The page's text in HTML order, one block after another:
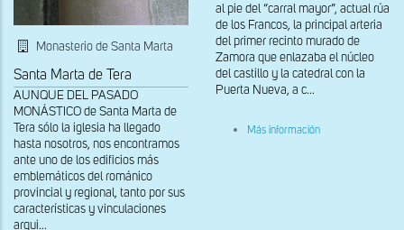
Monasterio de Santa Marta
Santa Marta de Tera
AUNQUE DEL PASADO
MONÁSTICO de Santa Marta de
Tera sólo la iglesia ha llegado
hasta nosotros, nos encontramos
ante uno de los edificios más
emblemáticos del románico
provincial y regional, tanto por sus
características y vinculaciones
arqui...
al pie del “carral mayor”, actual rúa
de los Francos, la principal arteria
del primer recinto murado de
Zamora que enlazaba el núcleo
del castillo y la catedral con la
Puerta Nueva, a c...
Más información